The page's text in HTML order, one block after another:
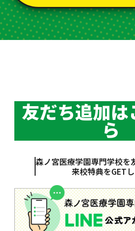
友だち追加は
ら
森ノ宮医療学園専門学校を
来校特典をGET